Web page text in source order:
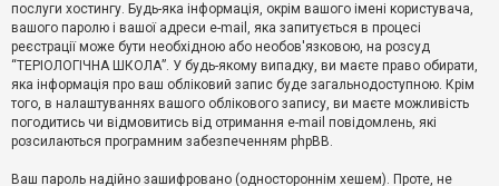
П
о
ш
у
Д
послуги хостингу. Будь-яка інформація, окрім вашого імені користувача,
вашого паролю і вашої адреси e-mail, яка запитується в процесі
реєстрації може бути необхідною або необов'язковою, на розсуд
“ТЕРІОЛОГІЧНА ШКОЛА”. У будь-якому випадку, ви маєте право обирати,
яка інформація про ваш обліковий запис буде загальнодоступною. Крім
того, в налаштуваннях вашого облікового запису, ви маєте можливість
погодитись чи відмовитись від отримання e-mail повідомлень, які
розсилаються програмним забезпеченням phpBB.
Ваш пароль надійно зашифровано (одностороннім хешем). Проте, не